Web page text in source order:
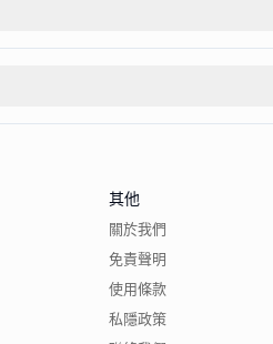
其他
關於我們
免責聲明
使用條款
私隱政策